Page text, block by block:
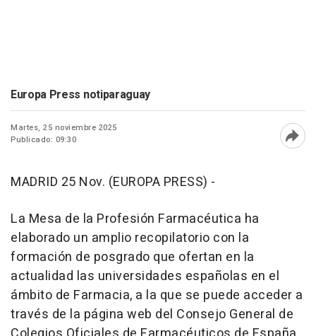
Europa Press notiparaguay
Martes, 25 noviembre 2025
Publicado: 09:30
MADRID 25 Nov. (EUROPA PRESS) -
La Mesa de la Profesión Farmacéutica ha
elaborado un amplio recopilatorio con la
formación de posgrado que ofertan en la
actualidad las universidades españolas en el
ámbito de Farmacia, a la que se puede acceder a
través de la página web del Consejo General de